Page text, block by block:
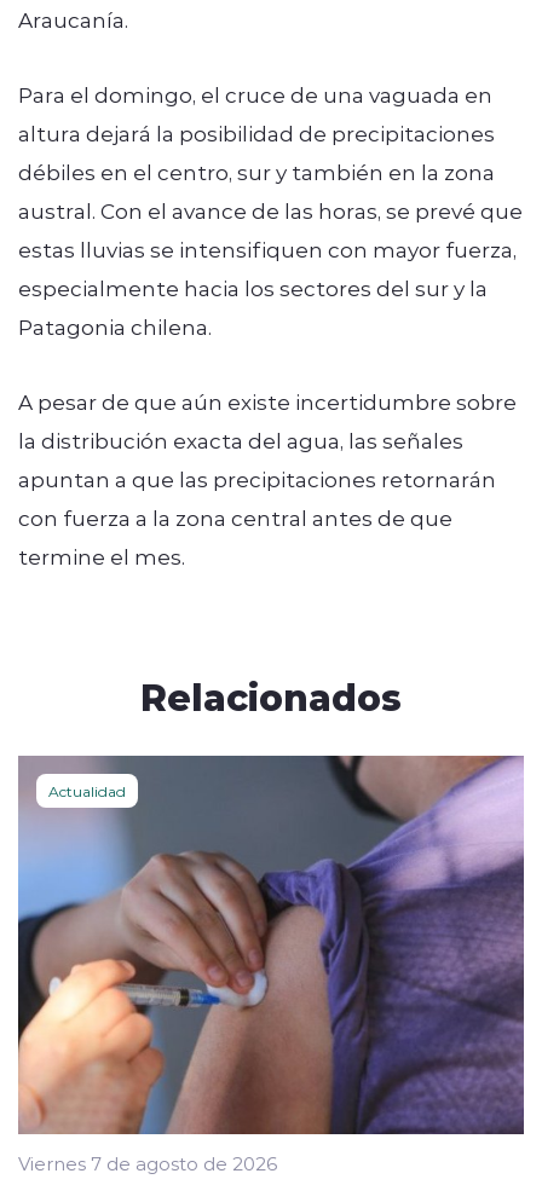
Araucanía.
Para el domingo, el cruce de una vaguada en
altura dejará la posibilidad de precipitaciones
débiles en el centro, sur y también en la zona
austral. Con el avance de las horas, se prevé que
estas lluvias se intensifiquen con mayor fuerza,
especialmente hacia los sectores del sur y la
Patagonia chilena.
A pesar de que aún existe incertidumbre sobre
la distribución exacta del agua, las señales
apuntan a que las precipitaciones retornarán
con fuerza a la zona central antes de que
termine el mes.
Relacionados
Actualidad
Viernes 7 de agosto de 2026